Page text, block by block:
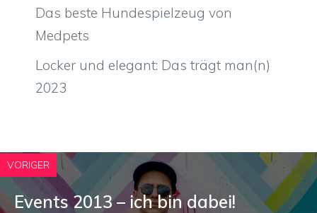
Das beste Hundespielzeug von
Medpets
Locker und elegant: Das trägt man(n)
2023
VORIGER
Events 2013 – ich bin dabei!